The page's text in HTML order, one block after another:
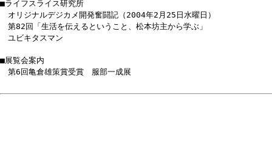
■ライフスライス研究所
オリジナルデジカメ開発奮闘記（2004年2月25日水曜日）
第82回「生活を伝えるということ、松本坊主から学ぶ」
ユビキタスマン
■展覧会案内
第6回亀倉雄策賞受賞 服部一成展